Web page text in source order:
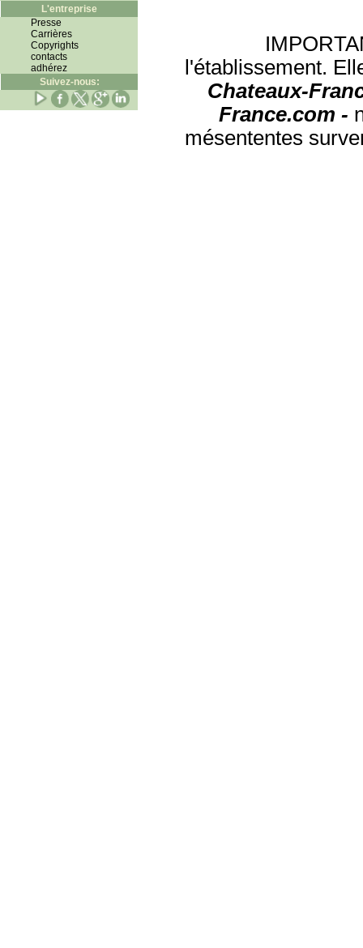
L'entreprise
Presse
Carrières
Copyrights
contacts
adhérez
Suivez-nous:
l'établissement.
Chateaux-
France.com -
mésententes